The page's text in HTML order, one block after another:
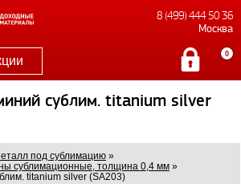
8 (499) 444 50 36
Москва
0
сублим. titanium silver
под сублимацию »
сублимационные, толщина 0,4 мм »
titanium silver (SA203)